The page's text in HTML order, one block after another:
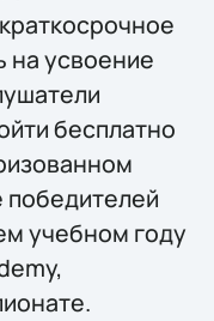
на усвоение
бесплатно
учебном году